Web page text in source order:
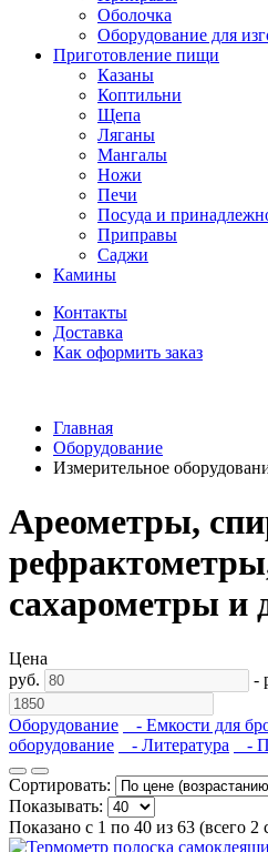
Оболочка
Оборудование для
Приготовление пищи
Казаны
Коптильни
Щепа
Ляганы
Мангалы
Ножи
Печи
Посуда и
Приправы
Саджи
Камины
Контакты
Доставка
Как оформить заказ
Главная
Оборудование
Измерительное
Ареометры,
сахарометры и
Цена
руб.
-
Оборудование - Емкости для
оборудование
- Литература -
Сортировать:
Показывать:
Показано с 1 по 40 из 63 (всего 2